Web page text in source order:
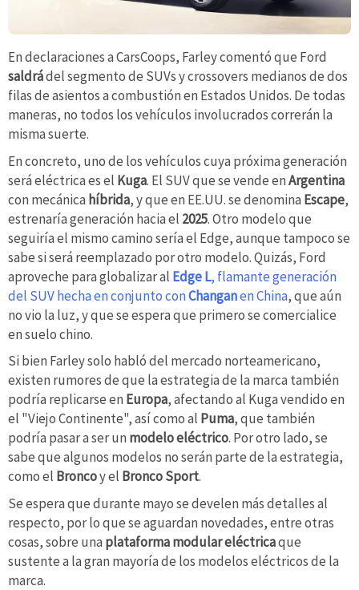
En declaraciones a CarsCoops, Farley comentó que Ford
saldrádel segmento de SUVs y crossovers medianos de dos
filas de asientos a combustión en Estados Unidos. De todas
maneras, no todos los vehículos involucrados correrán la
misma suerte.
En concreto, uno de los vehículos cuya próxima generación
será eléctrica es el Kuga. El SUV que se vende enArgentina
con mecánica híbrida, y que en EE.UU. se denomina Escape,
estrenaría generación hacia el 2025. Otro modelo que
seguiría el mismo camino sería el Edge, aunque tampoco se
sabe si será reemplazado por otro modelo. Quizás, Ford
aproveche para globalizar al Edge L, flamante generación
del SUV hecha en conjunto conChanganen China, que aún
no vio la luz, y que se espera que primero se comercialice
en suelo chino.
Si bien Farley solo habló del mercado norteamericano,
existen rumores de que la estrategia de la marca también
podría replicarse en Europa, afectando al Kuga vendido en
el "Viejo Continente", así como al Puma, que también
podría pasar a ser un modelo eléctrico. Por otro lado, se
sabe que algunos modelos no serán parte de la estrategia,
como el Broncoy el Bronco Sport.
Se espera que durante mayo se develen más detalles al
respecto, por lo que se aguardan novedades, entre otras
cosas, sobre una plataforma modular eléctricaque
sustente a la gran mayoría de los modelos eléctricos de la
marca.